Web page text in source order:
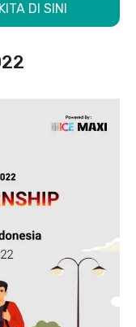
DI SINI